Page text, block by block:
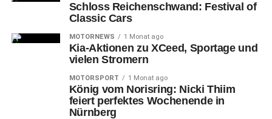
Schloss Reichenschwand: Festival of
Classic Cars
MOTORNEWS 1 Monat ago
Kia-Aktionen zu XCeed, Sportage und
vielen Stromern
MOTORSPORT 1 Monat ago
König vom Norisring: Nicki Thiim
feiert perfektes Wochenende in
Nürnberg